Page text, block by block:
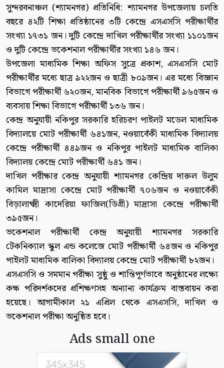
সুন্দরবনাঞ্চল (শ্যামনগর) প্রতিনিধি: শ্যামনগর উপজেলায় চলতি
বছরে ৪২টি শিক্ষা প্রতিষ্ঠানের ৩টি কেন্দ্রে এসএসসি পরীক্ষার্থীর
সংখ্যা ১৭৩১ জন। দুটি কেন্দ্রে দাখিল পরীক্ষার্থীর সংখ্যা ১১০১জন
ও দুটি কেন্দ্রে ভকেশনাল পরীক্ষার্থীর সংখ্যা ১৪৬ জন।
উপজেলা মাধ্যমিক শিক্ষা অফিস সুত্রে প্রকাশ, এসএসসি মোট
পরীক্ষার্থীর মধ্যে ছাত্র ৯২২জন ও ছাত্রী ৮০৯জন। এর মধ্যে বিজ্ঞান
বিভাগে পরীক্ষার্থী ৬২০জন, মানবিক বিভাগে পরীক্ষার্থী ৯৬৫জন ও
ব্যবসায় শিক্ষা বিভাগে পরীক্ষার্থী ১৩৬ জন।
কেন্দ্র অনুযায়ী নকিপুর সরকারি হরিচরণ পাইলট মডেল মাধ্যমিক
বিদ্যালয়ে মোট পরীক্ষার্থী ৬৪১জন, নওয়াবেঁকী মাধ্যমিক বিদ্যালয়
কেন্দ্রে পরীক্ষার্থী ৪৪৯জন ও নকিপুর পাইলট মাধ্যমিক বালিকা
বিদ্যালয় কেন্দ্রে মোট পরীক্ষার্থী ৬৪১ জন।
দাখিল পরীক্ষার কেন্দ্র অনুযায়ী শ্যামনগর কেন্দ্রিয় দারুল উলুম
কামিল মাদ্রাসা কেন্দ্রে মোট পরীক্ষার্থী ৭০৬জন ও নওয়াবেঁকী
বিড়ালাক্ষ্মী কাদেরিয়া ফাজিল(ডিগ্রী) মাদ্রাসা কেন্দ্রে পরীক্ষার্থী
৩৯৫জন।
ভকেশনাল পরীক্ষার্থী কেন্দ্র অনুযায়ী শ্যামনগর সরকারি
টেকনিক্যাল স্কুল এন্ড কলেজে মোট পরীক্ষার্থী ৬৪জন ও নকিপুর
পাইলট মাধ্যমিক বালিকা বিদ্যালয় কেন্দ্রে মোট পরীক্ষার্থী ৮২জন।
এসএসসি ও সমমান পরীক্ষা সুষ্ঠু ও শান্তিপূর্ণভাবে অনুষ্ঠানের লক্ষ্যে
কক্ষ পরিদর্শকদের প্রশিক্ষণসহ অন্যান্য কার্যক্রম বাস্তবায়ন করা
হয়েছে। আগামীকাল ২১ এপ্রিল থেকে এসএসসি, দাখিল ও
ভকেশনাল পরীক্ষা অনুষ্ঠিত হবে।
Ads small one